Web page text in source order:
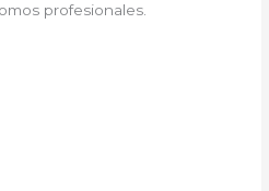
profesionales.